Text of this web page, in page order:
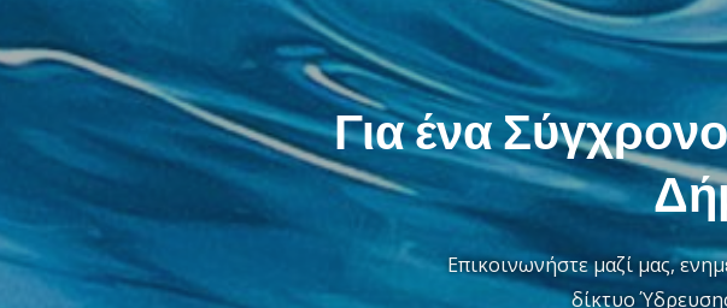
Για ένα
Επικοινωνήστε μαζί μας,
δίκτυο